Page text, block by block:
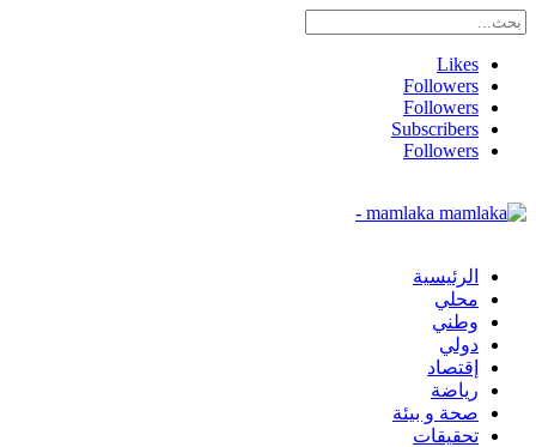
Likes
Followers
Followers
Subscribers
Followers
mamlaka -
الرئيسية
محلي
وطني
دولي
إقتصاد
رياضة
صحة و بيئة
تحقيقات